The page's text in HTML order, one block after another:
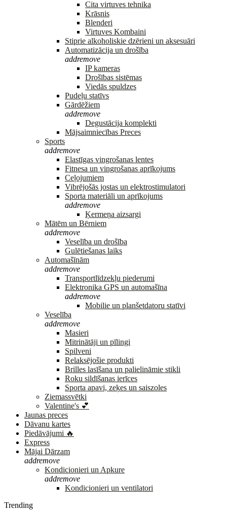
Cita virtuves tehnika
Krāsnis
Blenderi
Virtuves Kombaini
Stiprie alkoholiskie dzērieni un aksesuāri
Automatizācija un drošība
addremove
IP kameras
Drošības sistēmas
Viedās spuldzes
Pudeļu statīvs
Gārdēžiem
addremove
Degustācija komplekti
Mājsaimniecības Preces
Sports
addremove
Elastīgas vingrošanas lentes
Fitnesa un vingrošanas aprīkojums
Ceļojumiem
Vibrējošās jostas un elektrostimulatori
Sporta materiāli un aprīkojums
addremove
Ķermeņa aizsargi
Mātēm un Bērniem
addremove
Veselība un drošība
Gulētiešanas laiks
Automašīnām
addremove
Transportlīdzekļu piederumi
Elektronika GPS un automašīna
addremove
Mobilie un planšetdatoru statīvi
Veselība
addremove
Masieri
Mitrinātāji un pīlingi
Spilveni
Relaksējošie produkti
Brilles lasīšana un palielināmie stikli
Roku sildīšanas ierīces
Sporta apavi, zeķes un saiszoles
Ziemassvētki
Valentine's 💕
Jaunas preces
Dāvanu kartes
Piedāvājumi 🔥
Express
Mājai Dārzam
addremove
Kondicionieri un Apkure
addremove
Kondicionieri un ventilatori
Trending